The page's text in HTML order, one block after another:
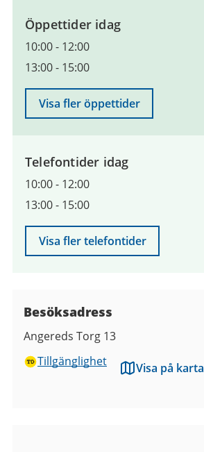
Öppettider idag
10:00- 12:00
13:00- 15:00
Visa fler öppettider
Telefontider idag
10:00- 12:00
13:00- 15:00
Visa fler telefontider
Besöksadress
Angereds Torg 13
Tillgänglighet
Visa på karta